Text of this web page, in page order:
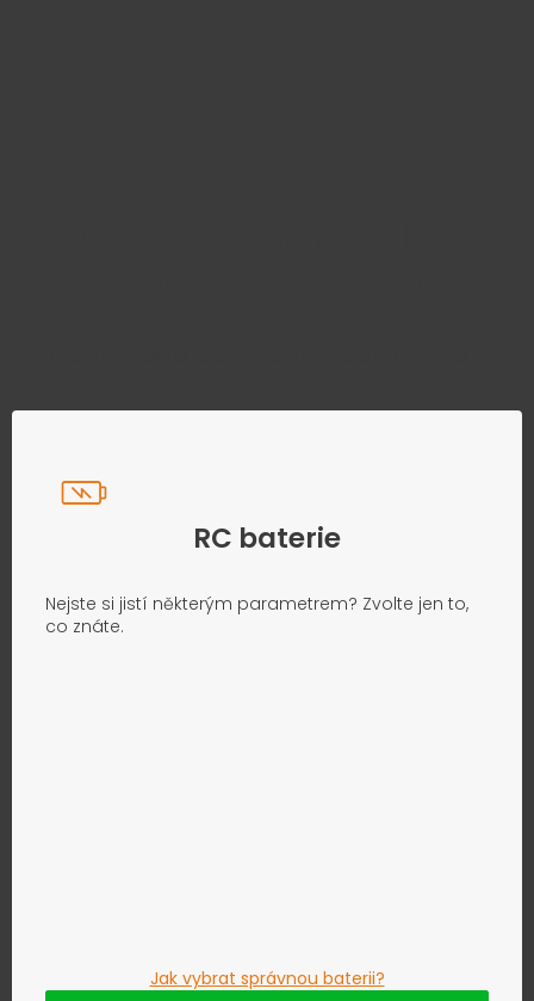
RC baterie
Nejste si jistí některým parametrem? Zvolte jen to,
co znáte.
Jak vybrat správnou baterii?